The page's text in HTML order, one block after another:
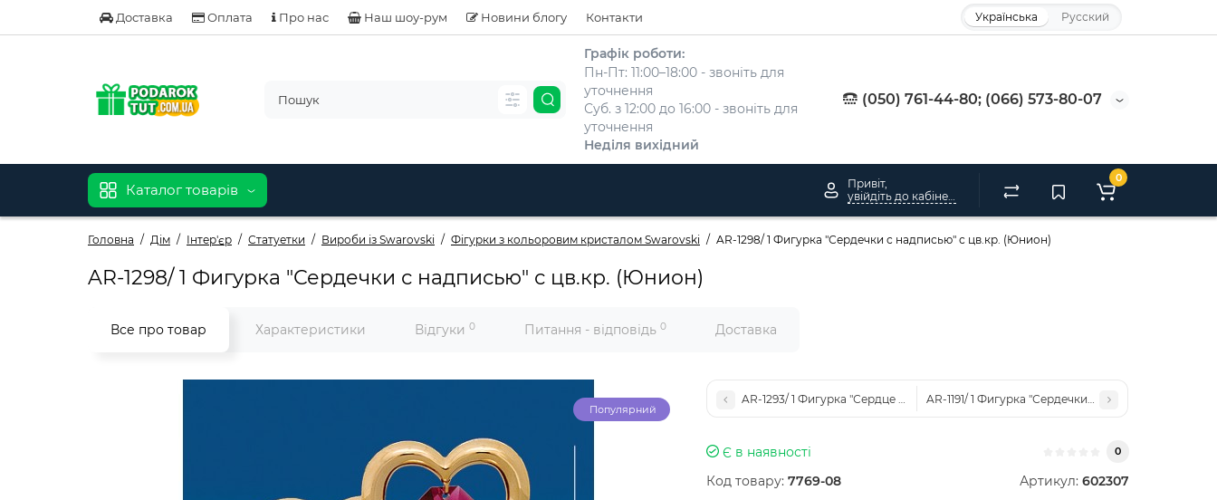
Доставка Оплата Про нас Наш шоу-рум Новини блогу Контакти Українська Русский
Графік роботи:
Пн-Пт: 11:00–18:00 - звоніть для
уточнення
Суб. з 12:00 до 16:00 - звоніть для
уточнення
Неділя вихідний
(050) 761-44-80; (066) 573-80-07
Каталог товарів
Привіт,
0
Головна Дім Інтер'єр Статуетки Вироби із Swarovski Фігурки з кольоровим кристалом Swarovski AR-1298/ 1 Фигурка "Сердечки с надписью" с цв.кр. (Юнион)
AR-1298/ 1 Фигурка "Сердечки с надписью" с цв.кр. (Юнион)
Все про товар Характеристики Відгуки 0 Питання - відповідь 0 Доставка
Популярний
AR-1293/ 1 Фигурка "Сердце со стрелой" с цв.кр. (Юнион)AR-1191/ 1 Фигурка "Сердечки со стрелой" с цв.кр.
Є в наявності 0
Код товару: 7769-08 Артикул: 602307